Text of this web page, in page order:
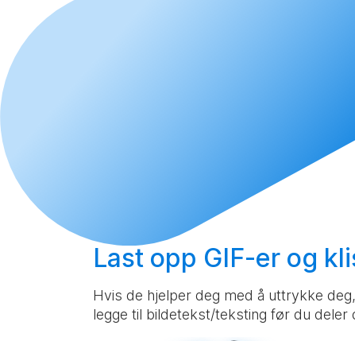
Last opp GIF-er og
Hvis de hjelper deg med å uttrykke
legge til bildetekst/teksting før du deler